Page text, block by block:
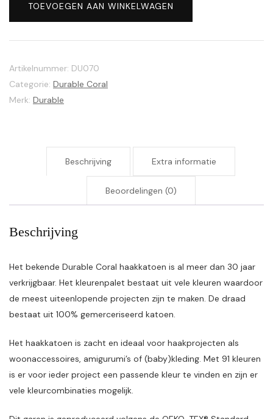
OrangeTOEVOEGEN AAN WINKELWAGEN
Artikelnummer: DU070
Categorie: Durable Coral
Merk: Durable
Beschrijving Extra informatie
Beoordelingen (0)
Beschrijving
Het bekende Durable Coral haakkatoen is al meer dan 30 jaar
verkrijgbaar. Het kleurenpalet bestaat uit vele kleuren waardoor
de meest uiteenlopende projecten zijn te maken. De draad
bestaat uit 100% gemerceriseerd katoen.
Het haakkatoen is zacht en ideaal voor haakprojecten als
woonaccessoires, amigurumi’s of (baby)kleding. Met 91 kleuren
is er voor ieder project een passende kleur te vinden en zijn er
vele kleurcombinaties mogelijk.